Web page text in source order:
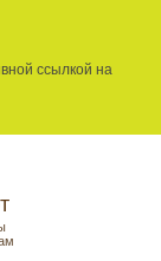
ссылкой на